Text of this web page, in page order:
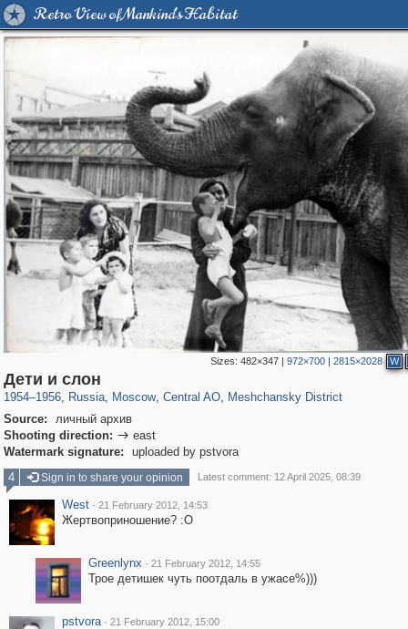
Retro View of Mankind's Habitat
Sizes:482×347 |972×700 |2815×2028 W
Дети и слон
1954–1956, Russia
1,407,361
, Moscow
319,882
, Central AO, Meshchansky District
Source:
личный архив
Shooting direction:  east
Watermark signature:
uploaded by pstvora
4
Sign in to share your opinion Latest comment: 12 April 2025, 08:39
West · 21 February 2012, 14:53
Жертвоприношение? :О
Greenlynx · 21 February 2012, 14:55
Трое детишек чуть поотдаль в ужасе%)))
pstvora · 21 February 2012, 15:00